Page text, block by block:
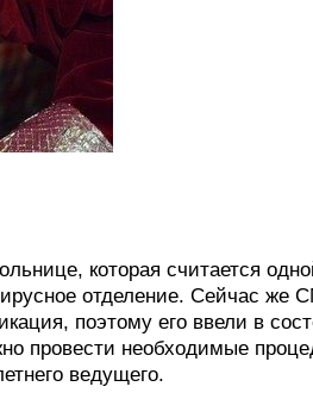
которая считается
отделение. Сейчас же
поэтому его ввели в
провести необходимые
ведущего.